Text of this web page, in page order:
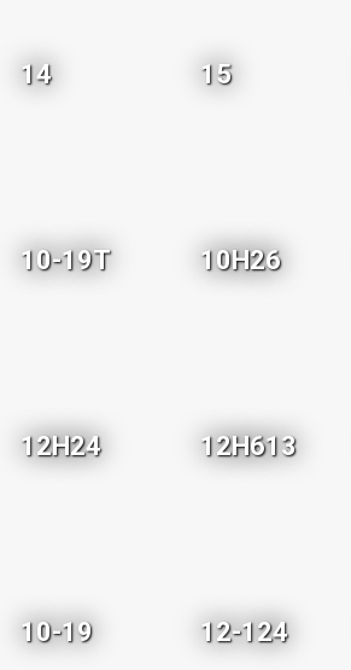
14 15
10-19T 10H26
12H24 12H613
10-19 12-124